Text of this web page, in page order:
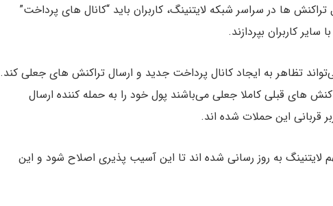
ها در سراسر شبکه لایتنینگ، کاربران باید “کانال های پرداخت”
کاربران بپردازند.
تظاهر به ایجاد کانال پرداخت جدید و ارسال تراکنش های جعلی کند.
های قبلی کاملا جعلی می‌باشند پول خود را به حمله کننده ارسال
این حملات شده اند.
لایتنینگ به روز رسانی شده اند تا این آسیب پذیری اصلاح شود و این